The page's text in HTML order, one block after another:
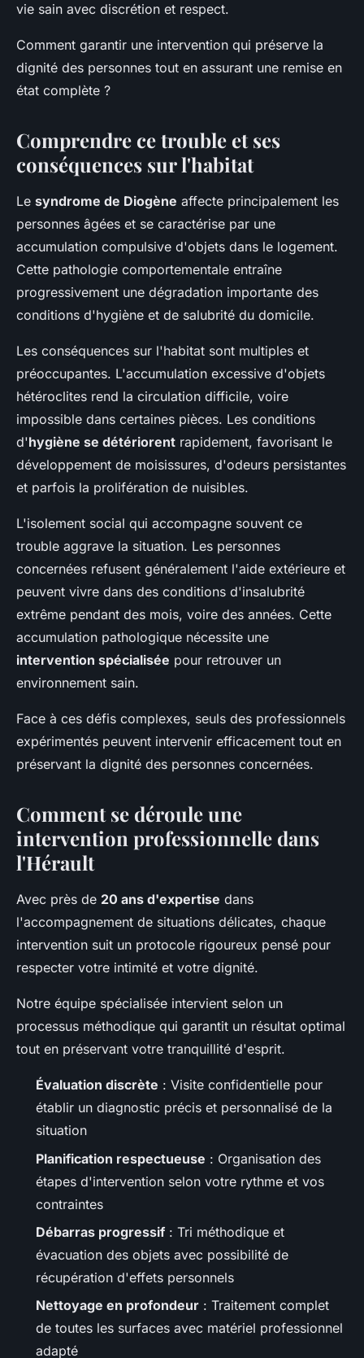
vie sain avec discrétion et respect.
Comment garantir une intervention qui préserve la
dignité des personnes tout en assurant une remise en
état complète ?
Comprendre ce trouble et ses
conséquences sur l'habitat
Le syndrome de Diogène affecte principalement les
personnes âgées et se caractérise par une
accumulation compulsive d'objets dans le logement.
Cette pathologie comportementale entraîne
progressivement une dégradation importante des
conditions d'hygiène et de salubrité du domicile.
Les conséquences sur l'habitat sont multiples et
préoccupantes. L'accumulation excessive d'objets
hétéroclites rend la circulation difficile, voire
impossible dans certaines pièces. Les conditions
d'hygiène se détériorent rapidement, favorisant le
développement de moisissures, d'odeurs persistantes
et parfois la prolifération de nuisibles.
L'isolement social qui accompagne souvent ce
trouble aggrave la situation. Les personnes
concernées refusent généralement l'aide extérieure et
peuvent vivre dans des conditions d'insalubrité
extrême pendant des mois, voire des années. Cette
accumulation pathologique nécessite une
intervention spécialisée pour retrouver un
environnement sain.
Face à ces défis complexes, seuls des professionnels
expérimentés peuvent intervenir efficacement tout en
préservant la dignité des personnes concernées.
Comment se déroule une
intervention professionnelle dans
l'Hérault
Avec près de 20 ans d'expertise dans
l'accompagnement de situations délicates, chaque
intervention suit un protocole rigoureux pensé pour
respecter votre intimité et votre dignité.
Notre équipe spécialisée intervient selon un
processus méthodique qui garantit un résultat optimal
tout en préservant votre tranquillité d'esprit.
Évaluation discrète : Visite confidentielle pour
établir un diagnostic précis et personnalisé de la
situation
Planification respectueuse : Organisation des
étapes d'intervention selon votre rythme et vos
contraintes
Débarras progressif : Tri méthodique et
évacuation des objets avec possibilité de
récupération d'effets personnels
Nettoyage en profondeur : Traitement complet
de toutes les surfaces avec matériel professionnel
adapté